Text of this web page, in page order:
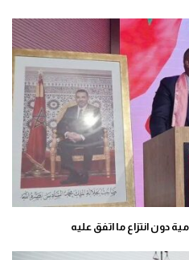
دون انتزاع ما اتفق عليه